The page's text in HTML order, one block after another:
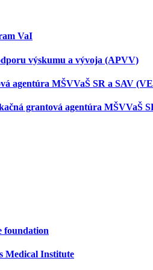
VaI
výskumu a vývoja (APVV)
agentúra MŠVVaŠ SR a SAV
grantová agentúra MŠVVaŠ
foundation
Medical Institute